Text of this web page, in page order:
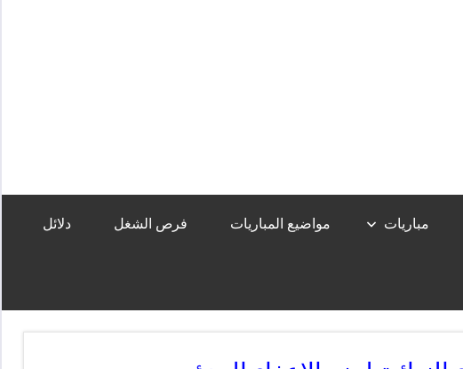
مباريات مواضيع المباريات فرص الشغل دلائل